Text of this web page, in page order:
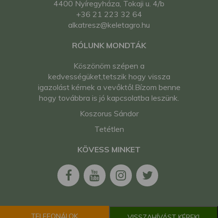
kistraktor
Kubota B1-17D japán
kistraktor
kistraktor
japán kistraktor
Kubota B1400 japán
kistraktor
Kubota B1400DT
japán kistraktor
kistraktor
japán kistraktor
Kubota B1500 japán
kistraktor
Kubota B1500DT
Kubota B1502 japán
kistraktor
TELEFONÁLOK
4400 Nyíregyháza, Tokaji u. 4/b
+36 21 223 32 64
alkatresz@keletagro.hu
RÓLUNK MONDTÁK
Köszönöm szépen a
kedvességüket,tetszik hogy vissza
igazolást kérnek a vevőktől.Bízom benne
hogy továbbra is jó kapcsolatba leszünk.
Koszorus Sándor
Tetétlen
KÖVESS MINKET